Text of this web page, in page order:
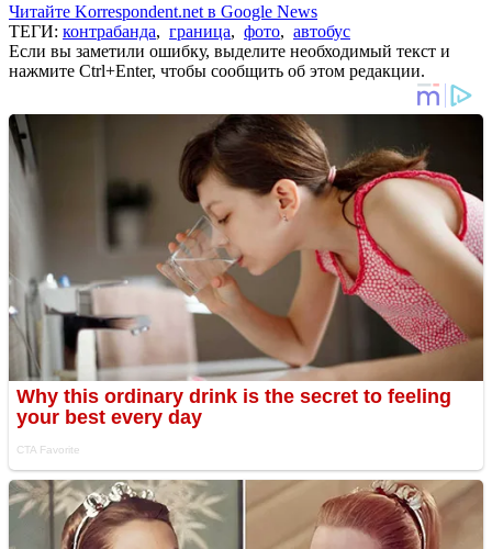
Читайте Korrespondent.net в Google News
ТЕГИ: контрабанда, граница, фото, автобус
Если вы заметили ошибку, выделите необходимый текст и
нажмите Ctrl+Enter, чтобы сообщить об этом редакции.